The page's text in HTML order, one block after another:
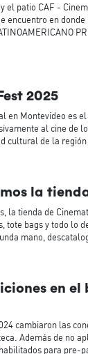
el patio CAF -
encuentro en
2025
en Montevideo es
al cine de
cultural de la región
la
la tienda de
tote bags y todo lo
mano,
en el
cambiaron las
Además de no
para pre-